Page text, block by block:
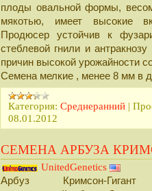
плоды овальной формы,
мякотью, имеет высокие
Продюсер устойчив к
стеблевой гнили и
причин высокой урожайности
Семена мелкие , менее 8 мм в
Категория: Среднеранний |
08.01.2012
СЕМЕНА АРБУЗА
UnitedGenetics
Арбуз Кримсон-Гигант